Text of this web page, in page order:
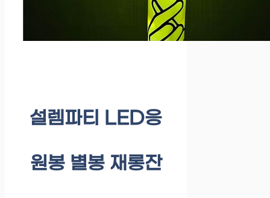
설렘파티 LED응
원봉 별봉 재롱잔